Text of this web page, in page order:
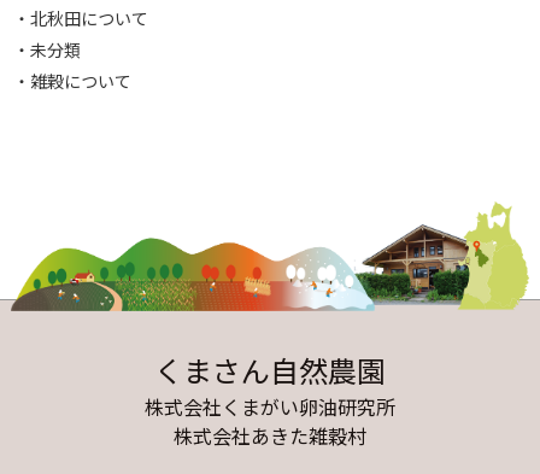
北秋田について
未分類
雑穀について
くまさん自然農園
株式会社くまがい卵油研究所
株式会社あきた雑穀村